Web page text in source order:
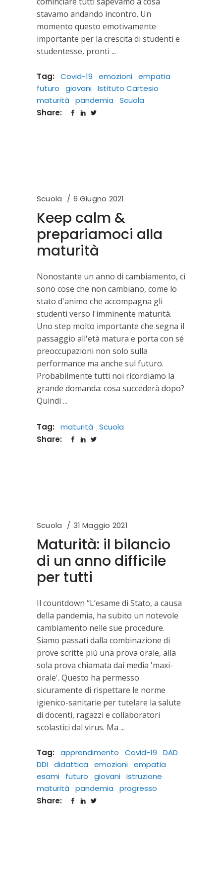
stavamo andando incontro. Un
momento questo emotivamente
importante per la crescita di studenti e
studentesse, pronti
Tag: Covid-19 emozioni empatia
futuro
giovani Istituto Cartesio
maturità
pandemia
Scuola
Share:
Scuola 6 Giugno 2021
Keep calm &
prepariamoci alla
maturità
Nonostante un anno di cambiamento, ci
sono cose che non cambiano, come lo
stato d'animo che accompagna gli
studenti verso l'imminente maturità.
Uno step molto importante che segna il
passaggio all'età matura e porta con sé
preoccupazioni non solo sulla
performance ma anche sul futuro.
Probabilmente tutti noi ricordiamo la
grande domanda: cosa succederà dopo?
Quindi
Tag: maturità
Scuola
Share:
Scuola 31 Maggio 2021
Maturità: il bilancio
di un anno difficile
per tutti
Il countdown “L’esame di Stato, a causa
della pandemia, ha subito un notevole
cambiamento nelle sue procedure.
Siamo passati dalla combinazione di
prove scritte più una prova orale, alla
sola prova chiamata dai media 'maxi-
orale'. Questo ha permesso
sicuramente di rispettare le norme
igienico-sanitarie per tutelare la salute
di docenti, ragazzi e collaboratori
scolastici dal virus. Ma
Tag: apprendimento Covid-19
DAD
DDI didattica emozioni empatia
esami
futuro giovani istruzione
maturità
pandemia
progresso
Share: